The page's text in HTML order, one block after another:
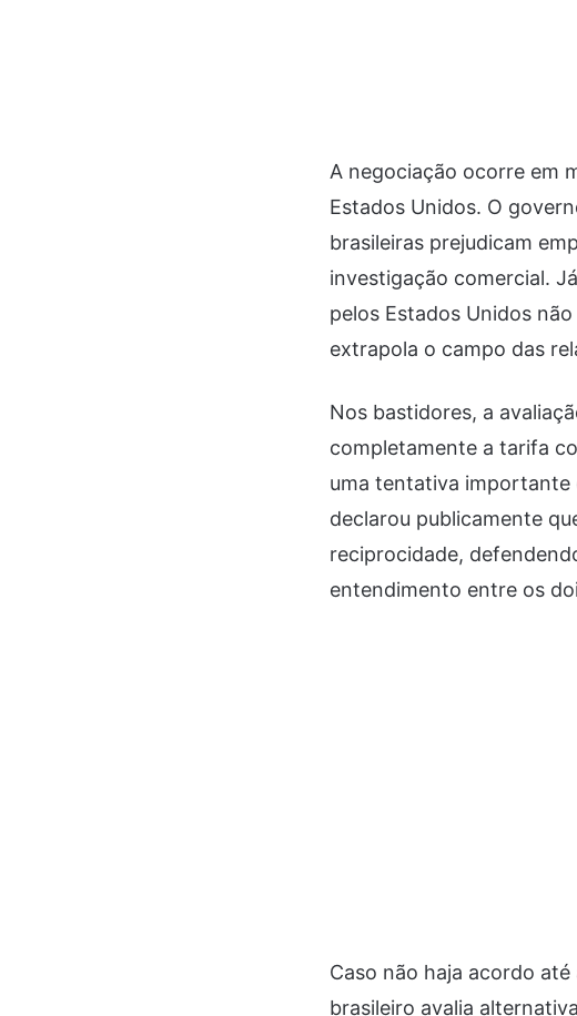
A negociação ocorre em
Estados Unidos. O
brasileiras prejudicam
investigação comercial.
pelos Estados Unidos
extrapola o campo das
Nos bastidores, a
completamente a tarifa
uma tentativa importante
declarou publicamente
reciprocidade,
entendimento entre os
Caso não haja acordo
brasileiro avalia